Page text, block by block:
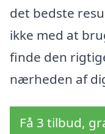
det bedste
ikke med at
finde den
nærheden af
Få 3 tilbud,